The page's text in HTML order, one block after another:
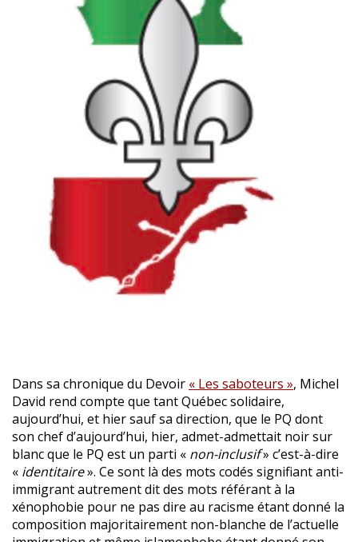
Dans sa chronique du Devoir « Les saboteurs », Michel
David rend compte que tant Québec solidaire,
aujourd’hui, et hier sauf sa direction, que le PQ dont
son chef d’aujourd’hui, hier, admet-admettait noir sur
blanc que le PQ est un parti « non-inclusif» c’est-à-dire
« identitaire». Ce sont là des mots codés signifiant anti-
immigrant autrement dit des mots référant à la
xénophobie pour ne pas dire au racisme étant donné la
composition majoritairement non-blanche de l’actuelle